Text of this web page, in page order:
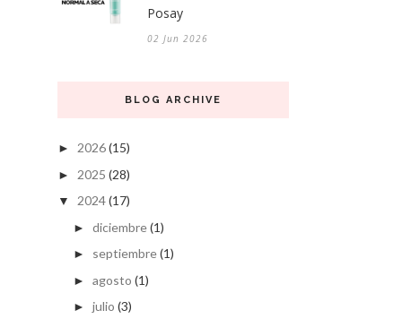
Posay
02 Jun 2026
BLOG ARCHIVE
► 2026(15)
► 2025 (28)
▼ 2024(17)
► diciembre(1)
► septiembre(1)
► agosto (1)
► julio (3)